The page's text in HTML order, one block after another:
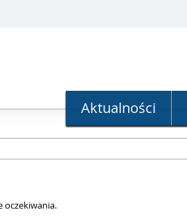
Aktualności
oczekiwania.